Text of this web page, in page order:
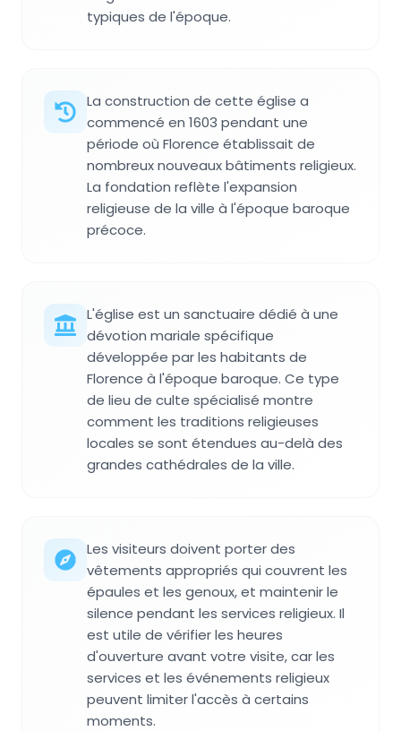
typiques de l'époque.
La construction de cette église a
commencé en 1603 pendant une
période où Florence établissait de
nombreux nouveaux bâtiments religieux.
La fondation reflète l'expansion
religieuse de la ville à l'époque baroque
précoce.
L'église est un sanctuaire dédié à une
dévotion mariale spécifique
développée par les habitants de
Florence à l'époque baroque. Ce type
de lieu de culte spécialisé montre
comment les traditions religieuses
locales se sont étendues au-delà des
grandes cathédrales de la ville.
Les visiteurs doivent porter des
vêtements appropriés qui couvrent les
épaules et les genoux, et maintenir le
silence pendant les services religieux. Il
est utile de vérifier les heures
d'ouverture avant votre visite, car les
services et les événements religieux
peuvent limiter l'accès à certains
moments.